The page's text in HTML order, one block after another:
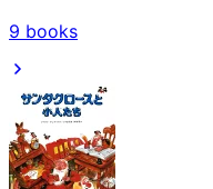
9 books